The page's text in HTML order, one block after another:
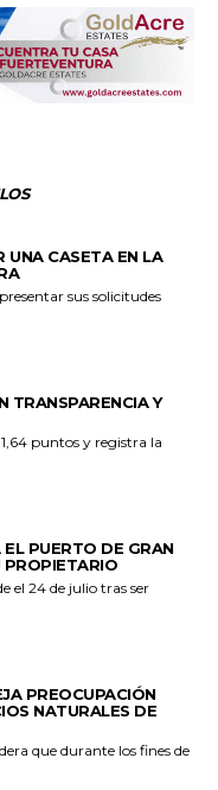
UNA CASETA EN LA
sus solicitudes
TRANSPARENCIA Y
puntos y registra la
PUERTO DE GRAN
PROPIETARIO
el 24 de julio tras ser
PREOCUPACIÓN
NATURALES DE
que durante los fines de